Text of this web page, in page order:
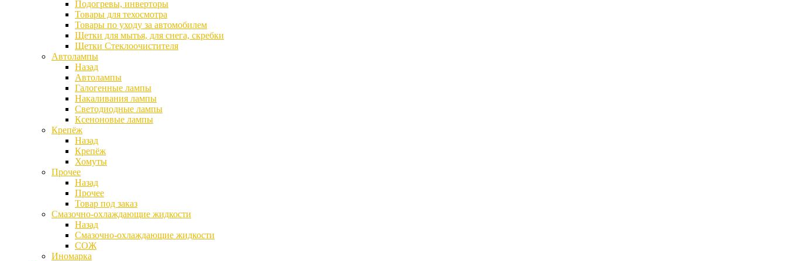
Подогревы, инверторы
Товары для техосмотра
Товары по уходу за автомобилем
Щетки для мытья, для снега, скребки
Щетки Стеклоочистителя
Автолампы
Назад
Автолампы
Галогенные лампы
Накаливания лампы
Светодиодные лампы
Ксеноновые лампы
Крепёж
Назад
Крепёж
Хомуты
Прочее
Назад
Прочее
Товар под заказ
Смазочно-охлаждающие жидкости
Назад
Смазочно-охлаждающие жидкости
СОЖ
Иномарка